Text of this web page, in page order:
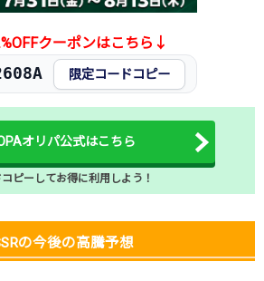
クーポンはこちら↓
限定コードコピー
オリパ公式はこちら
ピーしてお得に利用しよう！
の今後の高騰予想